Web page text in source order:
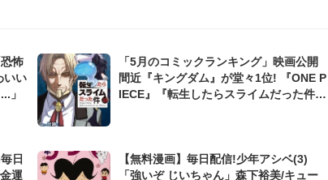
怖
いい
」
「5月のコミックランキング」映画公開
間近『キングダム』が堂々1位! 『ONE P
IECE』『転生したらスライムだった件』
日
運
【無料漫画】毎日配信!少年アシベ(3)
「強いぞ じいちゃん」森下裕美/キュー